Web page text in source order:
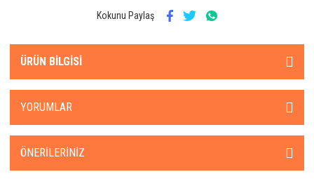
Kokunu Paylaş
ÜRÜN BILGISI
YORUMLAR
ÖNERILERINIZ